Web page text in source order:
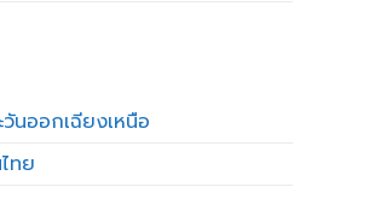
นออกเฉียงเหนือ
ทย